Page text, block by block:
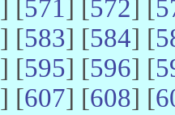
] [571] [572] [
] [583] [584] [
] [595] [596] [
] [607] [608] [